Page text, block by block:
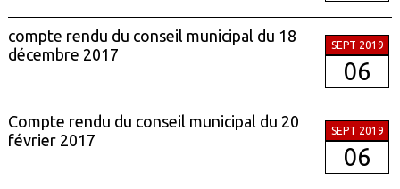
compte rendu du conseil municipal du 18
décembre 2017
SEPT 2019
06
Compte rendu du conseil municipal du 20
février 2017
SEPT 2019
06